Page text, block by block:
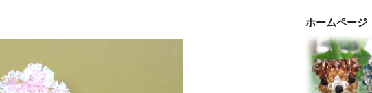
ホームページ